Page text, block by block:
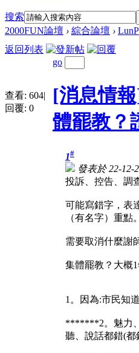
搜索
2000FUN論壇 › 綜合論壇 ›
返回列表
查看: 604|
回覆: 0
go
[消息情
體罷教？
1#
發表於 22-12-
投訴、控告、調
可能寫錯字，表
（有名字）重點。
需要取消什麼謝
集體罷教？大概
1。因為:市民知
*******2。魅力
聽、說話都錯(都